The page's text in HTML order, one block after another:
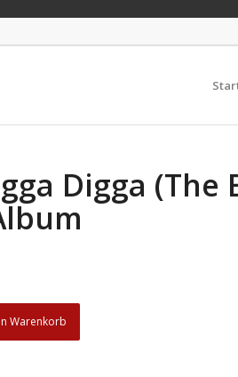
Digga (The
Warenkorb